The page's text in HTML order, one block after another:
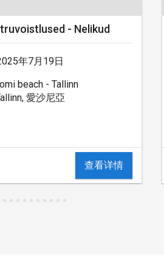
- Nelikud
年7月19日
beach - Tallinn
愛沙尼亞
查看详情